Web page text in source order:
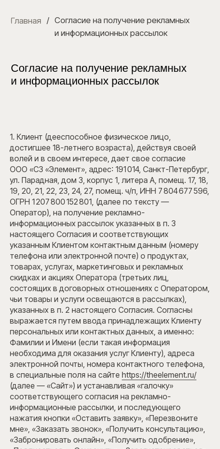
и информационных рассылок
1. Клиент (дееспособное физическое лицо,
достигшее 18-летнего возраста), действуя своей
волей и в своем интересе, дает свое согласие
ООО «СЗ «Элемент», адрес: 191 014, Санкт-Петербург,
ул. Парадная, дом 3, корпус 1, литера А, помещ. 17, 18,
19, 20, 21, 22, 23, 24, 27, помещ. ч/п, ИНН 7 804 677 596,
ОГРН 1 207 800 152 801, (далее по тексту —
Оператор), на получение рекламно-
информационных рассылок указанных в п. 3
настоящего Согласия и соответствующих
указанным Клиентом контактным данным (номеру
телефона или электронной почте) о продуктах,
товарах, услугах, маркетинговых и рекламных
скидках и акциях Оператора (третьих лиц,
состоящих в договорных отношениях с Оператором,
чьи товары и услуги освещаются в рассылках),
указанных в п. 2 настоящего Согласия. Согласны
выражается путем ввода принадлежащих Клиенту
персональных или контактных данных, а именно:
Фамилии и Имени (если такая информация
необходима для оказания услуг Клиенту), адреса
электронной почты, номера контактного телефона,
в специальные поля на сайте https://theelement.ru/
(далее — «Сайт») и устанавливая «галочку»
соответствующего согласия на рекламно-
информационные рассылки, и последующего
нажатия кнопки «Оставить заявку», «Перезвоните
мне», «Заказать звонок», «Получить консультацию»,
«Забронировать онлайн», «Получить одобрение»,